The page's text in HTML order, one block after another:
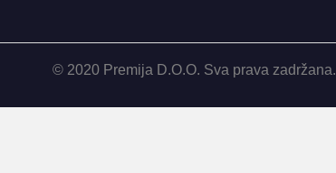
© 2020 Premija D.O.O. Sva prava zadržana.